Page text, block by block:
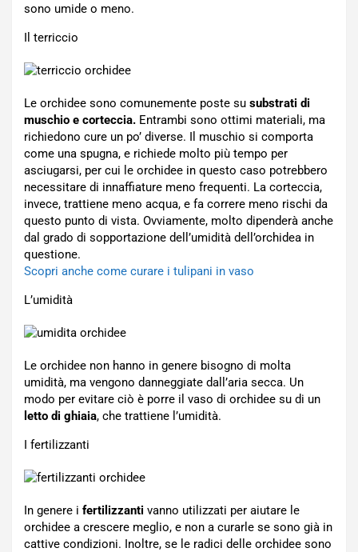
sono umide o meno.
Il terriccio
Le orchidee sono comunemente poste su substrati di
muschio e corteccia. Entrambi sono ottimi materiali, ma
richiedono cure un po’ diverse. Il muschio si comporta
come una spugna, e richiede molto più tempo per
asciugarsi, per cui le orchidee in questo caso potrebbero
necessitare di innaffiature meno frequenti. La corteccia,
invece, trattiene meno acqua, e fa correre meno rischi da
questo punto di vista. Ovviamente, molto dipenderà anche
dal grado di sopportazione dell’umidità dell’orchidea in
questione.
Scopri anche come curare i tulipani in vaso
L’umidità
Le orchidee non hanno in genere bisogno di molta
umidità, ma vengono danneggiate dall’aria secca. Un
modo per evitare ciò è porre il vaso di orchidee su di un
letto di ghiaia, che trattiene l’umidità.
I fertilizzanti
In genere i fertilizzanti vanno utilizzati per aiutare le
orchidee a crescere meglio, e non a curarle se sono già in
cattive condizioni. Inoltre, se le radici delle orchidee sono